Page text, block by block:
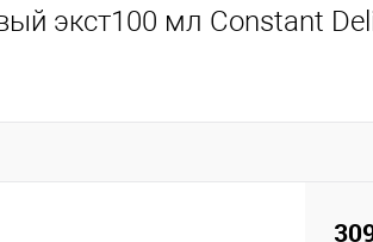
экст100 мл Constant